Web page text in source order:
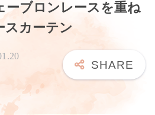
ーブロンレースを重ね
スカーテン